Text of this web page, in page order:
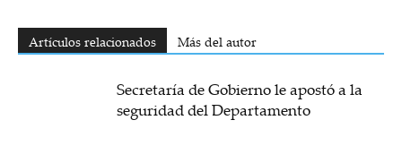
Artículos relacionados Más del autor
Secretaría de Gobierno le apostó a la
seguridad del Departamento